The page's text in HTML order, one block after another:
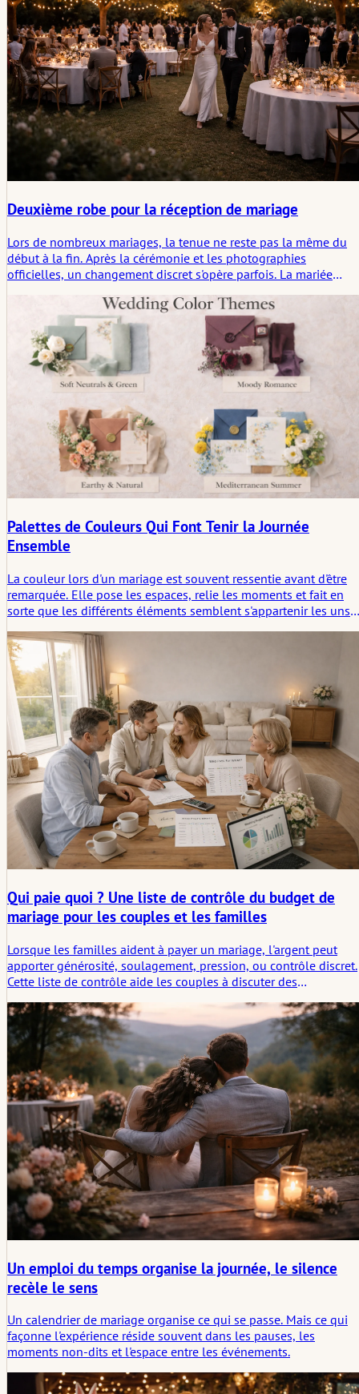
Deuxième robe pour la réception de mariage
Lors de nombreux mariages, la tenue ne reste pas la même du
début à la fin. Après la cérémonie et les photographies
officielles, un changement discret s'opère parfois. La mariée
quelque chose de différent. Les invités le remarquent par de
petits détails. Un tissu plus léger. Un ourlet plus court. Un
mouvement qui semble plus aisé durant la soirée.
Palettes de Couleurs Qui Font Tenir la Journée
Ensemble
La couleur lors d'un mariage est souvent ressentie avant d'être
remarquée. Elle pose les espaces, relie les moments et fait en
sorte que les différents éléments semblent s'appartenir les uns
couleur de mariage non pas seulement comme une décoration,
mais comme une structure symbolique discrète qui aide la
journée à paraître cohérente.
Qui paie quoi ? Une liste de contrôle du budget de
mariage pour les couples et les familles
Lorsque les familles aident à payer un mariage, l'argent peut
apporter générosité, soulagement, pression, ou contrôle discret.
Cette liste de contrôle aide les couples à discuter des
le soutien financier ne commence à façonner la journée de
manière tacite.
Un emploi du temps organise la journée, le silence
recèle le sens
Un calendrier de mariage organise ce qui se passe. Mais ce qui
façonne l'expérience réside souvent dans les pauses, les
moments non-dits et l'espace entre les événements.